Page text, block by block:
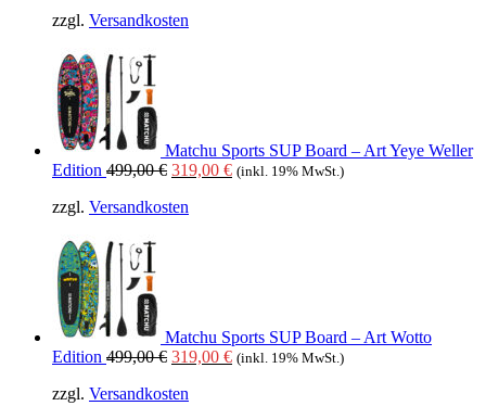
zzgl. Versandkosten
Matchu Sports SUP Board – Art Yeye Weller
Edition 499,00€ Ursprünglicher
war:
319,00 €Aktueller
(inkl. 19% MwSt.)
zzgl. Versandkosten
Matchu Sports SUP Board – Art Wotto
Edition 499,00€ Ursprünglicher
war:
319,00 €Aktueller
(inkl. 19% MwSt.)
zzgl. Versandkosten